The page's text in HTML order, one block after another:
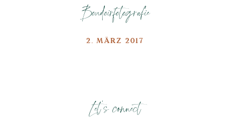
Boudoirfotografie
2. MÄRZ 2017
Let's connect